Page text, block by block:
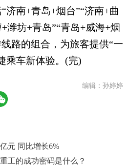
济南+青岛+烟台”“济南+曲
潍坊+青岛”“青岛+威海+烟
路的组合，为旅客提供“一
乘车新体验。(完)
编辑：孙婷婷
元 同比增长6%
工的成功密码是什么？